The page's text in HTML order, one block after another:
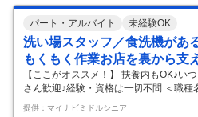
パート・アルバイト 未経験OK
洗い場スタッフ／食洗機があ
もくもく作業お店を裏から支
／経験・資格不問
【ここがオススメ！】 扶養内もOK♪い
さん歓迎♪経験・資格は一切不問 ＜職
＞ レストランなどで使用した、お皿や
提供：マイナビミドルシニア